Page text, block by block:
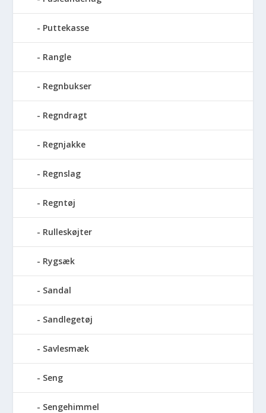
Puttekasse
Rangle
Regnbukser
Regndragt
Regnjakke
Regnslag
Regntøj
Rulleskøjter
Rygsæk
Sandal
Sandlegetøj
Savlesmæk
Seng
Sengehimmel